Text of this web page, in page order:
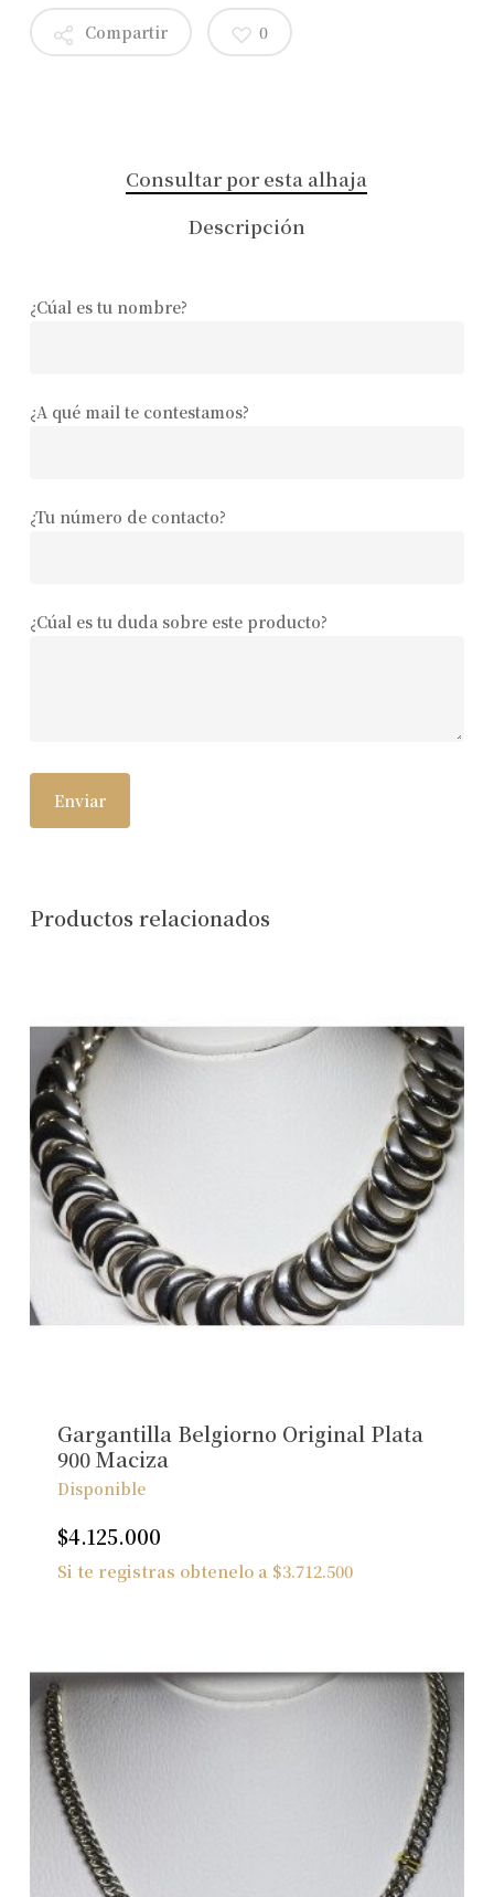
Compartir 0
Consultar por esta alhaja
Descripción
¿Cúal es tu nombre?
¿A qué mail te contestamos?
¿Tu número de contacto?
¿Cúal es tu duda sobre este producto?
Productos relacionados
Gargantilla Belgiorno Original Plata
900 Maciza
Disponible
$4.125.000
Si te registras obtenelo a $3.712.500